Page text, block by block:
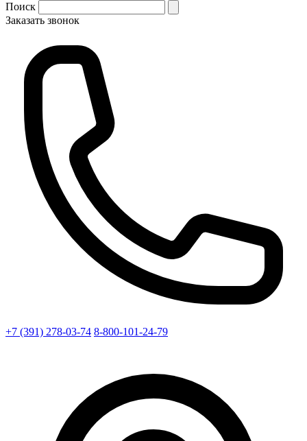
Поиск
Заказать звонок
+7 (391) 278-03-74 8-800-101-24-79